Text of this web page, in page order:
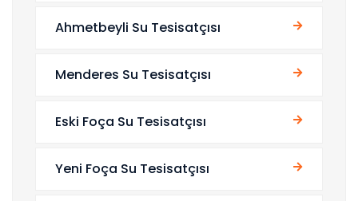
Ahmetbeyli Su Tesisatçısı
Menderes Su Tesisatçısı
Eski Foça Su Tesisatçısı
Yeni Foça Su Tesisatçısı